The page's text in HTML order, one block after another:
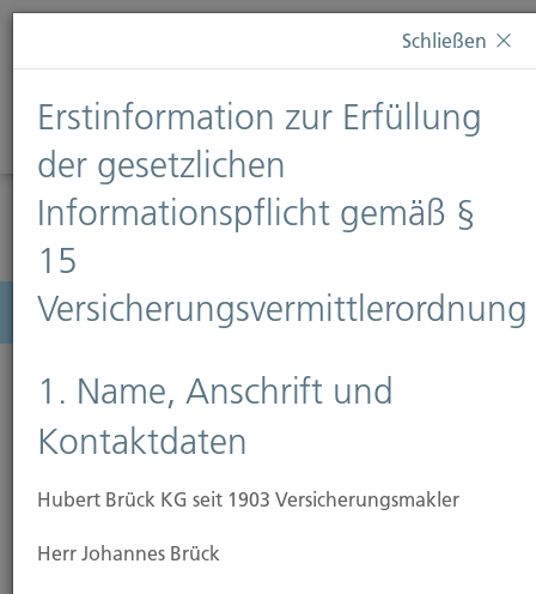
Diese Webseite verwendet Cookies. Wenn Sie weiterhin
Informationen finden Sie auf unserer SeiteDatenschutz
Diese Nachricht nicht erneut anzeigen
Menü
Schließen
Erstinformation zur Erfüllung
der gesetzlichen
Informationspflicht gemäß §
15
Versicherungsvermittlerordnung
1. Name, Anschrift und
Kontaktdaten
Hubert Brück KG seit 1903 Versicherungsmakler
Herr Johannes Brück